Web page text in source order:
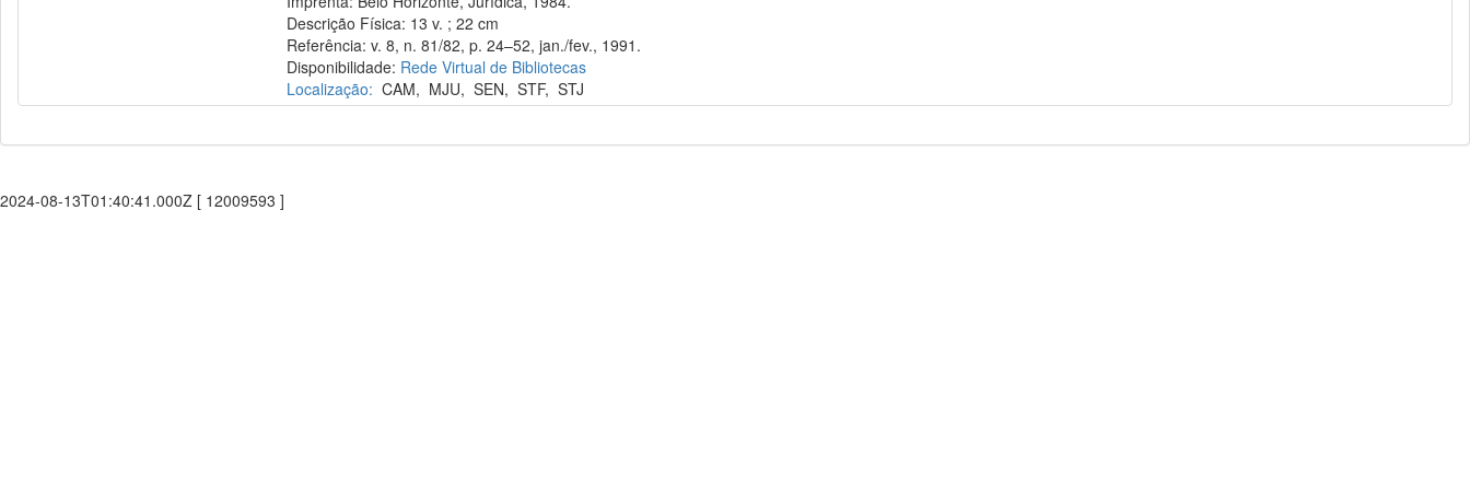
Descrição Física: 13 v. ; 22 cm
Referência: v. 8, n. 81/82, p. 24–52, jan./fev., 1991.
Disponibilidade: Rede Virtual de Bibliotecas
Localização: CAM, MJU,SEN,STF,STJ
2024-08-13T01:40:41.000Z [ 12009593 ]